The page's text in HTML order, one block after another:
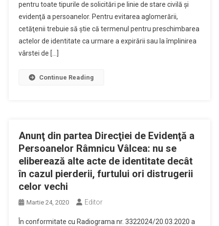
pentru toate tipurile de solicitări pe linie de stare civilă şi
evidenţă a persoanelor. Pentru evitarea aglomerării,
cetăţenii trebuie să ştie că termenul pentru preschimbarea
actelor de identitate ca urmare a expirării sau la împlinirea
vârstei de […]
Continue Reading
Anunţ din partea Direcţiei de Evidenţă a
Persoanelor Râmnicu Vâlcea: nu se
eliberează alte acte de identitate decât
în cazul pierderii, furtului ori distrugerii
celor vechi
Martie 24, 2020 Editor
În conformitate cu Radiograma nr. 3322024/20.03.2020 a